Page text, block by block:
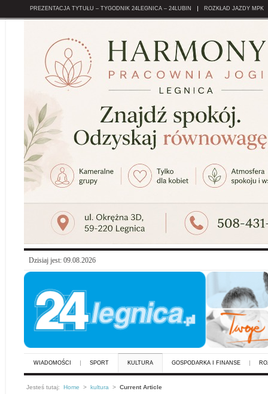
PREZENTACJA TYTUŁU – TYGODNIK 24LEGNICA – 24LUBIN ROZKŁAD JAZDY MPK
Dzisiaj jest: 09.08.2026
WIADOMOŚCI SPORT KULTURA GOSPODARKA I FINANSE
Jesteś tutaj: Home > kultura > Current Article